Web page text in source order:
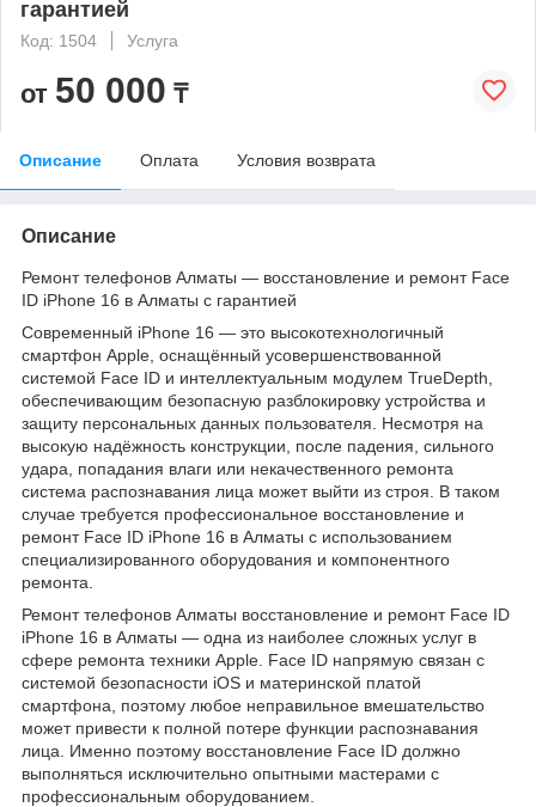
гарантией
Код: 1504 Услуга
от 50 000 ₸
Описание Оплата Условия возврата
Описание
Ремонт телефонов Алматы — восстановление и ремонт Face
ID iPhone 16 в Алматы с гарантией
Современный iPhone 16 — это высокотехнологичный
смартфон Apple, оснащённый усовершенствованной
системой Face ID и интеллектуальным модулем TrueDepth,
обеспечивающим безопасную разблокировку устройства и
защиту персональных данных пользователя. Несмотря на
высокую надёжность конструкции, после падения, сильного
удара, попадания влаги или некачественного ремонта
система распознавания лица может выйти из строя. В таком
случае требуется профессиональное восстановление и
ремонт Face ID iPhone 16 в Алматы с использованием
специализированного оборудования и компонентного
ремонта.
Ремонт телефонов Алматы восстановление и ремонт Face ID
iPhone 16 в Алматы — одна из наиболее сложных услуг в
сфере ремонта техники Apple. Face ID напрямую связан с
системой безопасности iOS и материнской платой
смартфона, поэтому любое неправильное вмешательство
может привести к полной потере функции распознавания
лица. Именно поэтому восстановление Face ID должно
выполняться исключительно опытными мастерами с
профессиональным оборудованием.